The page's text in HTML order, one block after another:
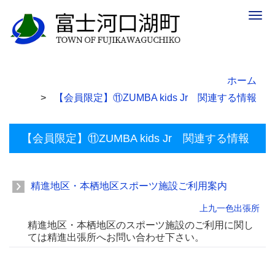
ホーム
【会員限定】⑪ZUMBA kids Jr 関連する情報
【会員限定】⑪ZUMBA kids Jr 関連する情報
精進地区・本栖地区スポーツ施設ご利用案内
上九一色出張所
精進地区・本栖地区のスポーツ施設のご利用に関し
ては精進出張所へお問い合わせ下さい。